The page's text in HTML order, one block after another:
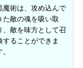
魔術は、攻め込んで
た敵の魂を吸い取
、敵を味方として召
することができま